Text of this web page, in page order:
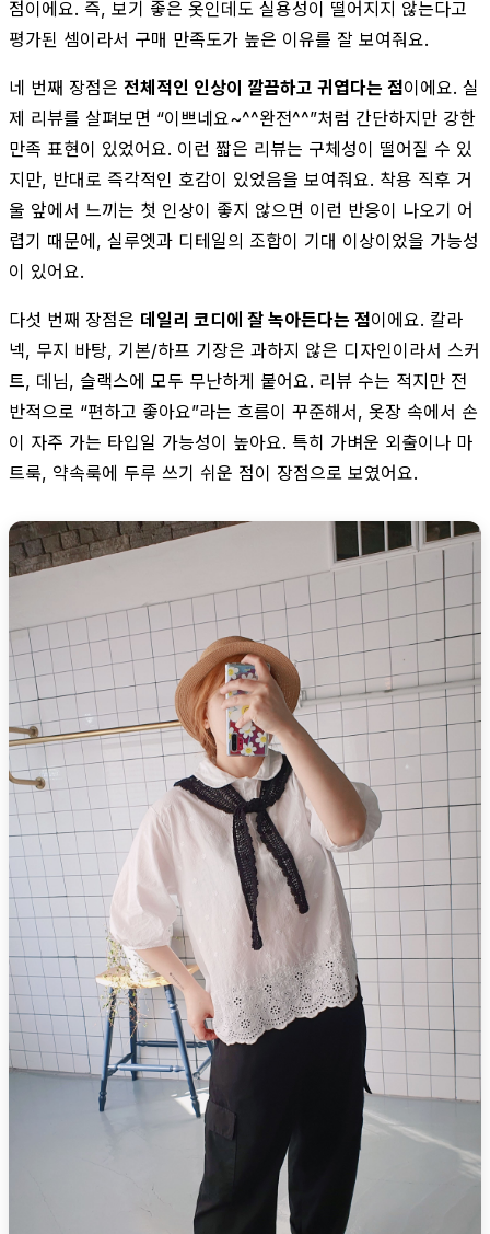
점이에요. 즉, 보기 좋은 옷인데도 실용성이 떨어지지 않는다고
평가된 셈이라서 구매 만족도가 높은 이유를 잘 보여줘요.
네 번째 장점은 전체적인 인상이 깔끔하고 귀엽다는 점이에요. 실
제 리뷰를 살펴보면 “이쁘네요~^^완전^^”처럼 간단하지만 강한
만족 표현이 있었어요. 이런 짧은 리뷰는 구체성이 떨어질 수 있
지만, 반대로 즉각적인 호감이 있었음을 보여줘요. 착용 직후 거
울 앞에서 느끼는 첫 인상이 좋지 않으면 이런 반응이 나오기 어
렵기 때문에, 실루엣과 디테일의 조합이 기대 이상이었을 가능성
이 있어요.
다섯 번째 장점은 데일리 코디에 잘 녹아든다는 점이에요. 칼라
넥, 무지 바탕, 기본/하프 기장은 과하지 않은 디자인이라서 스커
트, 데님, 슬랙스에 모두 무난하게 붙어요. 리뷰 수는 적지만 전
반적으로 “편하고 좋아요”라는 흐름이 꾸준해서, 옷장 속에서 손
이 자주 가는 타입일 가능성이 높아요. 특히 가벼운 외출이나 마
트룩, 약속룩에 두루 쓰기 쉬운 점이 장점으로 보였어요.